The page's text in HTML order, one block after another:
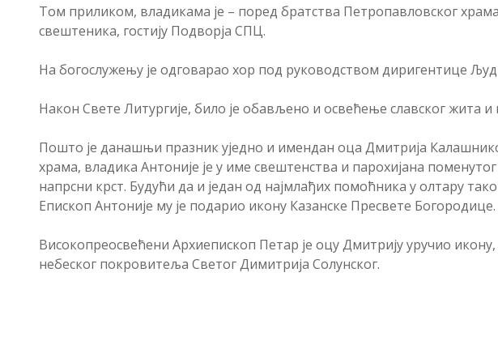
Том приликом, владикама је – поред братства Петропавловског
свештеника, гостију Подворја СПЦ.
На богослужењу је одговарао хор под руководством диригентице
Након Свете Литургије, било је обављено и освећење славског жита
Пошто је данашњи празник уједно и имендан оца Дмитрија
храма, владика Антоније је у име свештенства и парохијана
напрсни крст. Будући да и један од најмлађих помоћника у олтару
Епископ Антоније му је подарио икону Казанске Пресвете Богородице.
Високопреосвећени Архиепископ Петар је оцу Дмитрију уручио
небеског покровитеља Светог Димитрија Солунског.